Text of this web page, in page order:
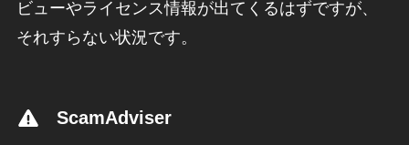
ビューやライセンス情報が出てくるはずですが、
それすらない状況です。
ScamAdviser